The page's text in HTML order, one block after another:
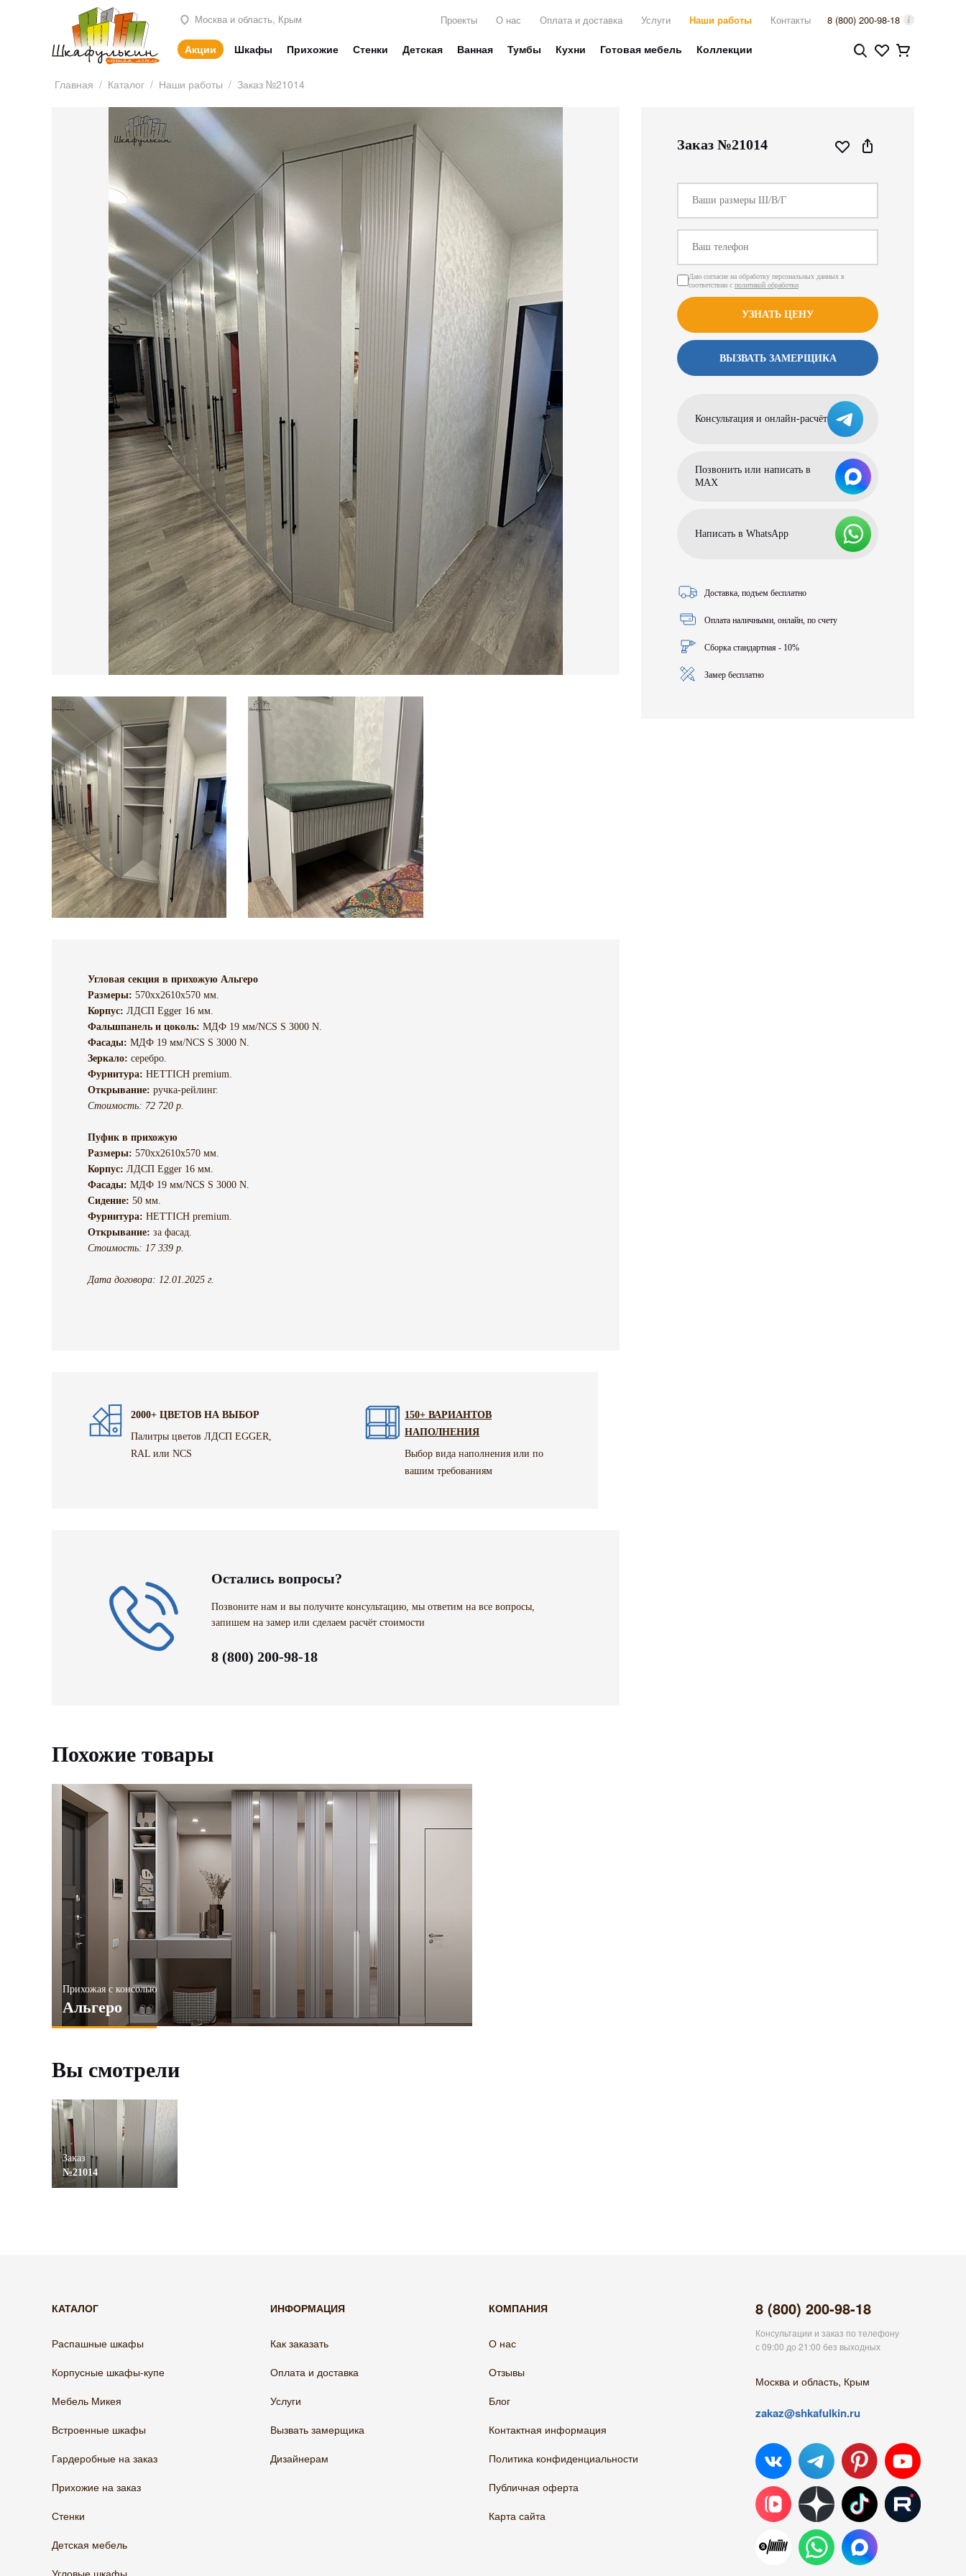
Москва и область, Крым Проекты О нас Оплата и доставка Услуги Наши работы Контакты 8 (800) 200-98-18
Акции Шкафы Прихожие Стенки Детская Ванная Тумбы Кухни Готовая мебель Коллекции
Главная / Каталог / Наши работы / Заказ №21014
Угловая секция в прихожую Альгеро
Размеры: 570хх2610х570 мм.
Корпус: ЛДСП Egger 16 мм.
Фальшпанель и цоколь: МДФ 19 мм/NCS S 3000 N.
Фасады: МДФ 19 мм/NCS S 3000 N.
Зеркало: серебро.
Фурнитура: HETTICH premium.
Открывание: ручка-рейлинг.
Стоимость: 72 720 р.
Пуфик в прихожую
Размеры: 570хх2610х570 мм.
Корпус: ЛДСП Egger 16 мм.
Фасады: МДФ 19 мм/NCS S 3000 N.
Сидение: 50 мм.
Фурнитура: HETTICH premium.
Открывание: за фасад.
Стоимость: 17 339 р.
Дата договора: 12.01.2025 г.
2000+ ЦВЕТОВ НА ВЫБОР
Палитры цветов ЛДСП EGGER,
RAL или NCS
150+ ВАРИАНТОВ
НАПОЛНЕНИЯ
Выбор вида наполнения или по
вашим требованиям
Остались вопросы?
Позвоните нам и вы получите консультацию, мы ответим на все вопросы,
запишем на замер или сделаем расчёт стоимости
8 (800) 200-98-18
Заказ №21014
Даю согласие на обработку персональных данных в
соответствии с политикой обработки
УЗНАТЬ ЦЕНУ
ВЫЗВАТЬ ЗАМЕРЩИКА
Консультация и онлайн-расчёт
Позвонить или написать в
МАХ
Написать в WhatsApp
Доставка, подъем бесплатно
Оплата наличными, онлайн, по счету
Сборка стандартная - 10%
Замер бесплатно
Похожие товары
Прихожая с консолью
Альгеро
Вы смотрели
Заказ
№21014
КАТАЛОГ
Распашные шкафы
Корпусные шкафы-купе
Мебель Микея
Встроенные шкафы
Гардеробные на заказ
Прихожие на заказ
Стенки
Детская мебель
Угловые шкафы
ИНФОРМАЦИЯ
Как заказать
Оплата и доставка
Услуги
Вызвать замерщика
Дизайнерам
КОМПАНИЯ
О нас
Отзывы
Блог
Контактная информация
Политика конфиденциальности
Публичная оферта
Карта сайта
8 (800) 200-98-18
Консультации и заказ по телефону
с 09:00 до 21:00 без выходных
Москва и область, Крым
zakaz@shkafulkin.ru